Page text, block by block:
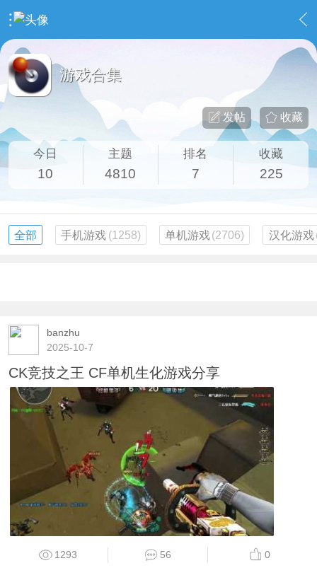
社区广场 › 游戏合集
游戏合集
收藏
发帖
今日
10
主题
4810
排名
7
收藏
225
全部 手机游戏 (1258) 单机游戏 (2706) 汉化游戏
banzhu
2025-10-7
CK竞技之王 CF单机生化游戏分享
1293 56 0